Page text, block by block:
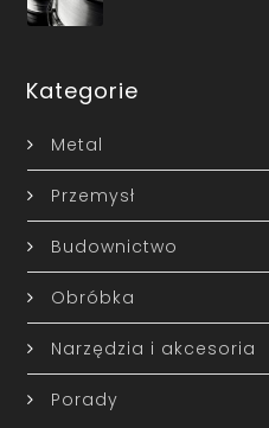
Kategorie
Metal
Przemysł
Budownictwo
Obróbka
Narzędzia i akcesoria
Porady